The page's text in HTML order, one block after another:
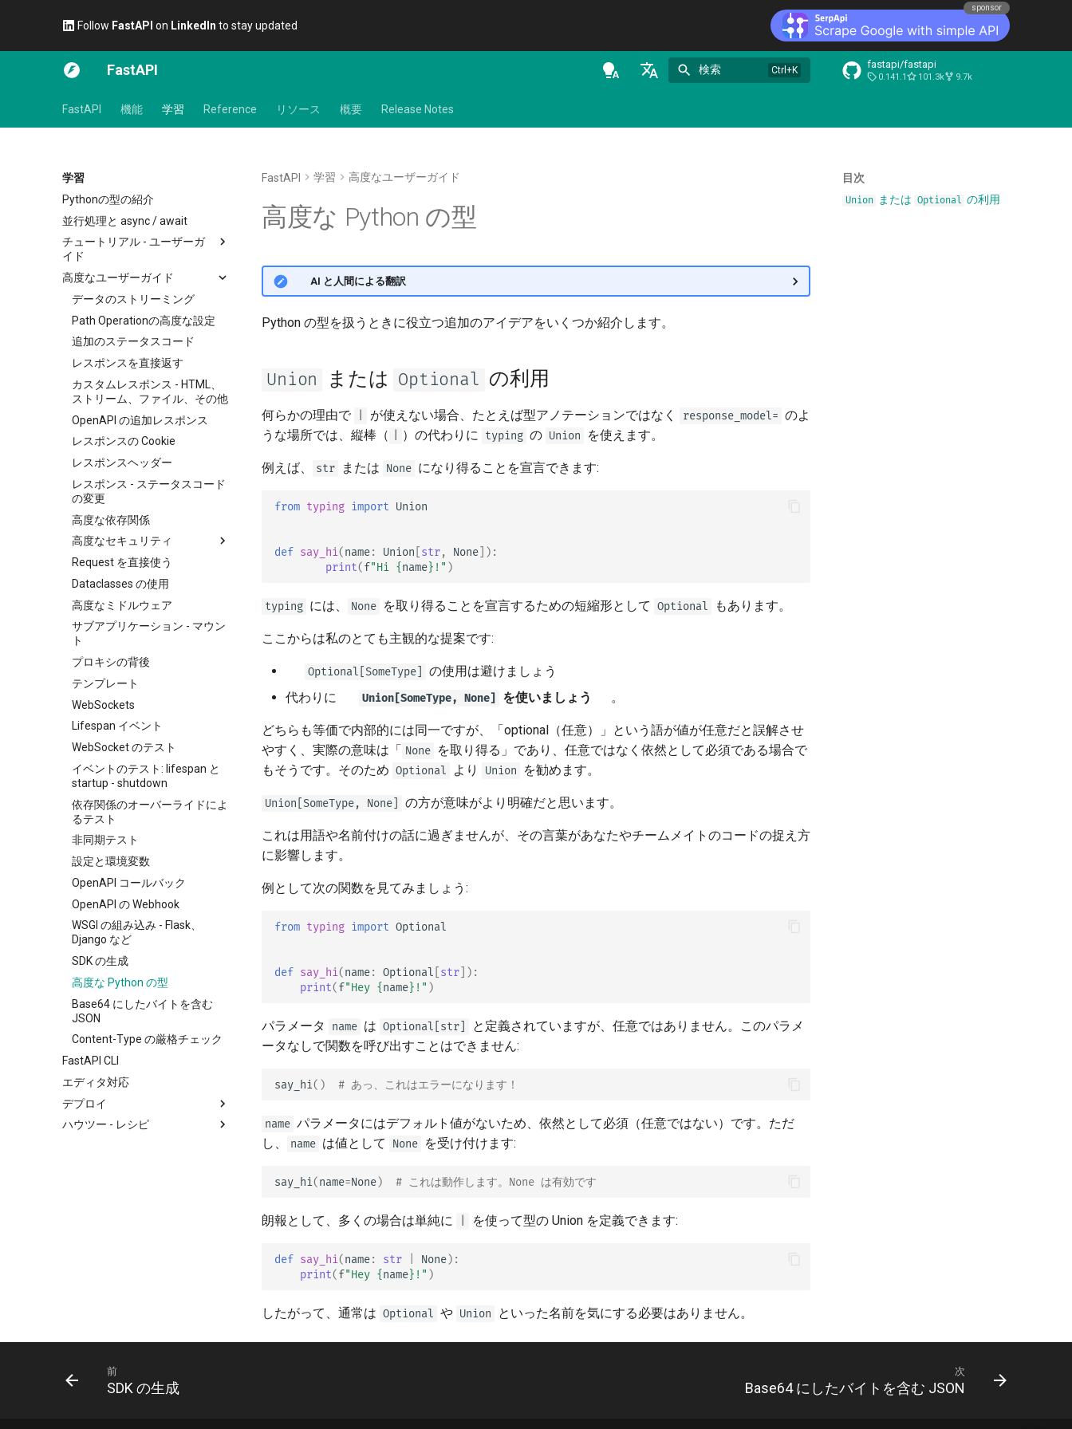
Follow FastAPI on LinkedIn to stay updated
sponsor
FastAPI
zh - 简体中文
検索 fastapi/fastapi
0.141.1 101.3k 9.7k
FastAPI 機能 学習 Reference リソース 概要 Release Notes
学習
Pythonの型の紹介
並行処理と async / await
チュートリアル - ユーザーガ
イド
最初のステップ
パスパラメータ
クエリパラメータ
リクエストボディ
クエリパラメータと文字列の検
パスパラメータと数値の検証
クエリパラメータモデル
ボディ - 複数のパラメータ
ボディ - フィールド
ボディ - ネストされたモデル
リクエストのExampleデータの
宣言
追加データ型
クッキーのパラメータ
ヘッダーのパラメータ
クッキーパラメータモデル
ヘッダーパラメータのモデル
レスポンスモデル - 戻り値の型
追加のモデル
レスポンスステータスコード
フォームデータ
フォームモデル
リクエストファイル
リクエストフォームとファイル
エラーハンドリング
Path Operationの設定
JSON互換エンコーダ
ボディ - 更新
依存関係
依存関係としてのクラス
サブ依存関係
path operation デコレータの
依存関係
グローバルな依存関係
yieldを持つ依存関係
セキュリティ入門
セキュリティ - 最初の一歩
現在のユーザーの取得
パスワードとBearerによるシ
ンプルなOAuth2
パスワード（およびハッシュ
化）によるOAuth2、JWTト
ークンによるBearer
ミドルウェア
CORS (Cross-Origin Resource
Sharing)
SQL（リレーショナル）データ
ベース
大規模アプリケーション - 複数
ファイル
JSON Lines をストリームする
Server-Sent Events (SSE)
バックグラウンドタスク
メタデータとドキュメントの
URL
高度なユーザーガイド
データのストリーミング
Path Operationの高度な設定
追加のステータスコード
レスポンスを直接返す
カスタムレスポンス - HTML、
ストリーム、ファイル、その他
OpenAPI の追加レスポンス
レスポンスの Cookie
レスポンスヘッダー
レスポンス - ステータスコード
の変更
高度な依存関係
高度なセキュリティ
OAuth2 のスコープ
HTTP Basic 認証
Request を直接使う
Dataclasses の使用
高度なミドルウェア
サブアプリケーション - マウン
ト
プロキシの背後
テンプレート
WebSockets
Lifespan イベント
WebSocket のテスト
イベントのテスト: lifespan と
startup - shutdown
依存関係のオーバーライドによ
るテスト
非同期テスト
設定と環境変数
OpenAPI コールバック
OpenAPI の Webhook
WSGI の組み込み - Flask、
Django など
SDK の生成
高度な Python の型
Base64 にしたバイトを含む
JSON
Content-Type の厳格チェック
FastAPI CLI
エディタ対応
デプロイ
FastAPIのバージョンについて
ハウツー - レシピ
Swagger UI の設定
目次
Union または Optional の利用
FastAPI 学習 高度なユーザーガイド
高度な Python の型
🌐 AI と人間による翻訳
Python の型を扱うときに役立つ追加のアイデアをいくつか紹介します。
Union または Optional の利用
何らかの理由で が使えない場合、たとえば型アノテーションではなく response_model= のよ
うな場所では、縦棒（
）の代わりに typing の Union を使えます。
例えば、 str または None になり得ることを宣言できます:
from typing import Union
def say_hi(name: Union str, None ]):
print(f"Hi {name} !" )
typing には、 None を取り得ることを宣言するための短縮形として Optional もあります。
ここからは私のとても主観的な提案です:
Optional[SomeType]
の使用は避けましょう
代わりに ✨
Union[SomeType, None] を使いましょう ✨。
どちらも等価で内部的には同一ですが、「optional（任意）」という語が値が任意だと誤解させ
やすく、実際の意味は「 None を取り得る」であり、任意ではなく依然として必須である場合で
もそうです。そのため Optional より Union を勧めます。
Union[SomeType, None] の方が意味がより明確だと思います。
これは用語や名前付けの話に過ぎませんが、その言葉があなたやチームメイトのコードの捉え方
に影響します。
例として次の関数を見てみましょう:
from typing import Optional
def say_hi(name: Optional str ]):
print(f"Hey {name} !" )
パラメータ name は Optional[str]
と定義されていますが、任意ではありません。このパラメ
ータなしで関数を呼び出すことはできません:
say_hi() # あっ、これはエラーになります！😱
name パラメータにはデフォルト値がないため、依然として必須（任意ではない）です。ただ
し、
name は値として None を受け付けます:
say_hi(name=None) # これは動作します。None は有効です 🎉
朗報として、多くの場合は単純に を使って型の Union を定義できます:
def say_hi(name: str None):
print(f"Hey {name} !" )
したがって、通常は Optional や Union といった名前を気にする必要はありません。😎
前
SDK の生成
次
Base64 にしたバイトを含む JSON